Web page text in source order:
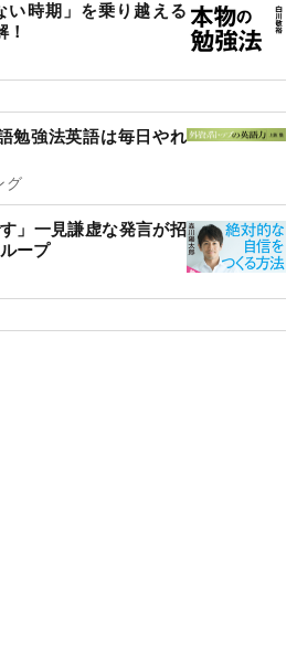
い時期」を乗り越える
勉強法英語は毎日やれ
グ
」一見謙虚な発言が招
ープ